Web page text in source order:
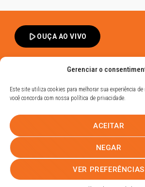
Gerenciar o
Este site utiliza cookies para melhorar sua experiência de
você concorda com nossa política de privacidade.
ACEITAR
NEGAR
VER PREFERÊNCIAS
play_arrowOUÇA AO VIVO
Política de Privacidade
UHOST
PROMOÇÕESEQUIPENOTÍCIASCONTATO